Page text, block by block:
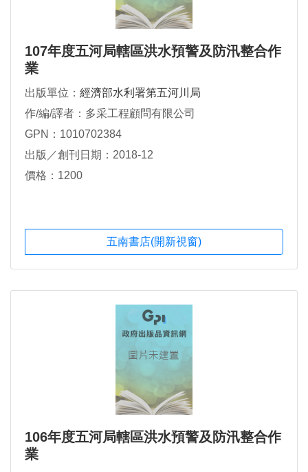
107年度五河局轄區洪水預警及防汛整合作
業
出版單位： 經濟部水利署第五河川局
作/編/譯者：多采工程顧問有限公司
GPN：1010702384
出版／創刊日期：2018-12
價格：1200
五南書店(開新視窗)
106年度五河局轄區洪水預警及防汛整合作
業